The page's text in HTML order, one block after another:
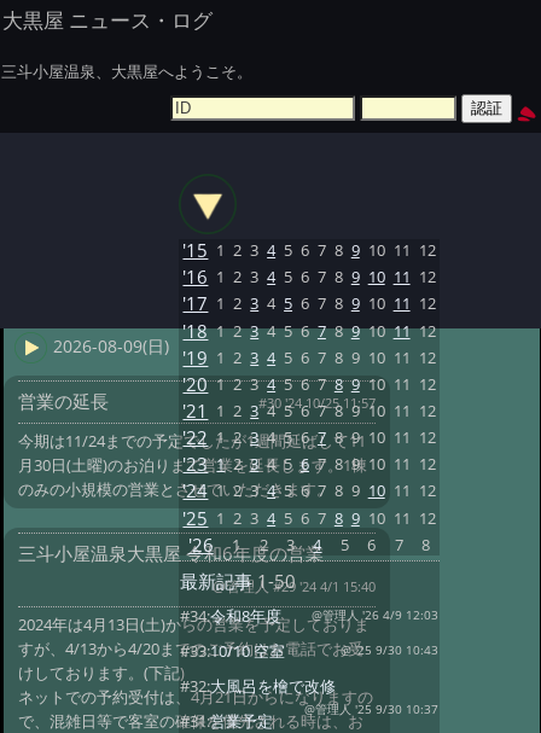
大黒屋 ニュース・ログ
三斗小屋温泉、大黒屋へようこそ。
2026-08-09(日)
営業の延長 #30 '24 10/25 11:57
今期は11/24までの予定でしたが1週間延ばして11
月30日(土曜)のお泊りまで営業を延長します。1棟
のみの小規模の営業とさせていただきます。
三斗小屋温泉大黒屋 令和6年度の営業
@管理人#29 '24 4/1 15:40
2024年は4月13日(土)からの営業を予定しておりま
すが、4/13から4/20までのご予約はお電話でお受
けしております。(下記)
ネットでの予約受付は、4月21日からになりますの
で、混雑日等で客室の確保を優先される時は、お
'15 1 2 3 4 5 6 7 8 9 10 11 12
'16 1 2 3 4 5 6 7 8 9 10 11 12
'17 1 2 3 4 5 6 7 8 9 10 11 12
'18 1 2 3 4 5 6 7 8 9 10 11 12
'19 1 2 3 4 5 6 7 8 9 10 11 12
'20 1 2 3 4 5 6 7 8 9 10 11 12
'21 1 2 3 4 5 6 7 8 9 10 11 12
'22 1 2 3 4 5 6 7 8 9 10 11 12
'23 1 2 3 4 5 6 7 8 9 10 11 12
'24 1 2 3 4 5 6 7 8 9 10 11 12
'25 1 2 3 4 5 6 7 8 9 10 11 12
'26 1 2 3 4 5 6 7 8
最新記事1-50
#34:令和8年度 @管理人 '26 4/9 12:03
#33:10/10 空室 @ '25 9/30 10:43
#32:大風呂を檜で改修
@管理人 '25 9/30 10:37
#31:営業予定